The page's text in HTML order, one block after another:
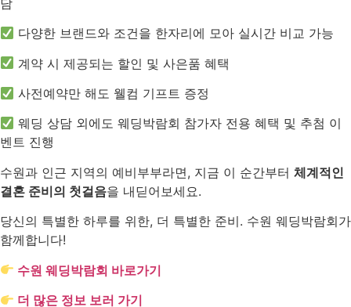
다양한 브랜드와 조건을 한자리에 모아 실시간 비교 가능
계약 시 제공되는 할인 및 사은품 혜택
사전예약만 해도 웰컴 기프트 증정
웨딩 상담 외에도 웨딩박람회 참가자 전용 혜택 및 추첨 이
벤트 진행
수원과 인근 지역의 예비부부라면, 지금 이 순간부터 체계적인
결혼 준비의 첫걸음을 내딛어보세요.
당신의 특별한 하루를 위한, 더 특별한 준비. 수원 웨딩박람회가
함께합니다!
수원 웨딩박람회 바로가기
더 많은 정보 보러 가기